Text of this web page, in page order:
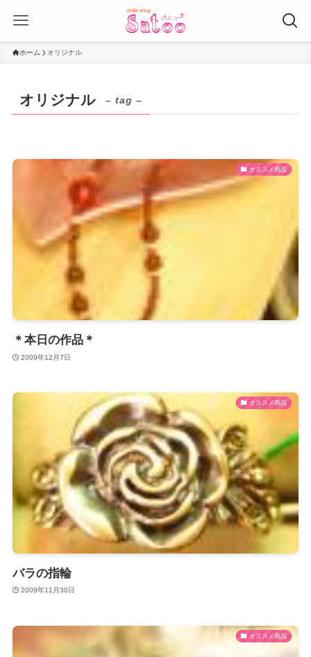
ホーム オリジナル
オリジナル – tag –
オススメ商品
＊本日の作品＊
2009年12月7日
オススメ商品
バラの指輪
2009年11月30日
オススメ商品